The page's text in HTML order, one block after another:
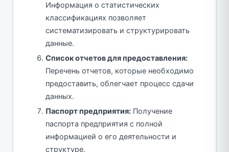
Информация о статистических
классификациях позволяет
систематизировать и структурировать
данные.
Список отчетов для предоставления:
Перечень отчетов, которые необходимо
предоставить, облегчает процесс сдачи
данных.
Паспорт предприятия: Получение
паспорта предприятия с полной
информацией о его деятельности и
структуре.